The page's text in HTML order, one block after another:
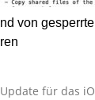
von
für das